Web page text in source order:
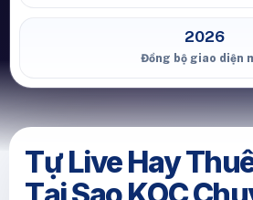
2026
Đồng bộ giao diện
Tự Live Hay